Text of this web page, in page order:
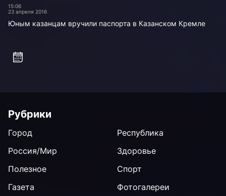
15:06
23 апреля 2016
Юным казанцам вручили паспорта в Казанском Кремле
Рубрики
Город
Республика
Россия/Мир
Здоровье
Полезное
Спорт
Газета
Фотогалереи